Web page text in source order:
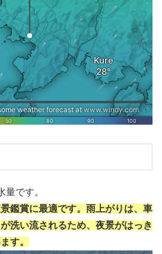
です。
鑑賞に最適です。雨上がりは、車
洗い流されるため、夜景がはっき
す。